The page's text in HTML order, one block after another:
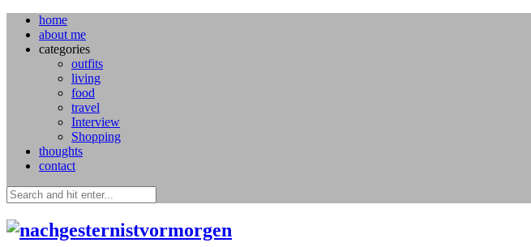
home
about me
categories
outfits
living
food
travel
Interview
Shopping
thoughts
contact